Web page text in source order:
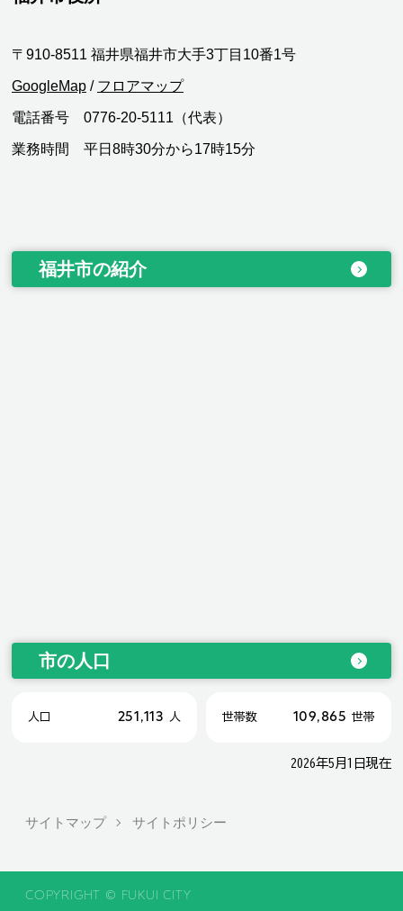
〒910-8511 福井県福井市大手3丁目10番1号
GoogleMap / フロアマップ
電話番号 0776-20-5111（代表）
業務時間 平日8時30分から17時15分
福井市の紹介
市の人口
人口 251,113 人 世帯数 109,865 世帯
2026年5月1日現在
サイトマップ サイトポリシー
COPYRIGHT © FUKUI CITY